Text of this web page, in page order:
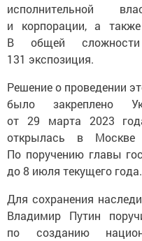
исполнительной
и корпорации, а
В общей
131 экспозиция.
Решение о проведении
было закреплено
от 29 марта 2023
открылась в
По поручению главы
до 8 июля текущего года.
Для сохранения
Владимир Путин
по созданию